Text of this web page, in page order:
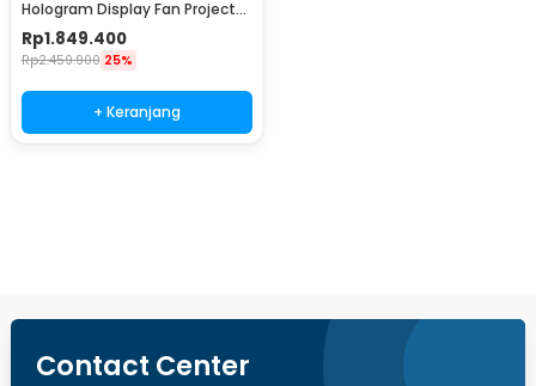
Hologram Display Fan Projector
LED 61.5cm - P62Pro
Rp1.849.400
Rp2.459.900 25%
+ Keranjang
Contact Center